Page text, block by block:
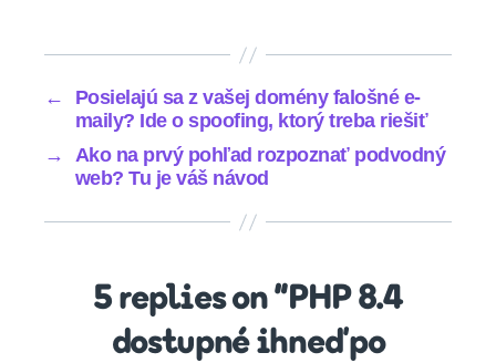
←
Posielajú sa z vašej domény falošné e-
maily? Ide o spoofing, ktorý treba riešiť
→
Ako na prvý pohľad rozpoznať podvodný
web? Tu je váš návod
5 replies on “PHP 8.4
dostupné ihneď po